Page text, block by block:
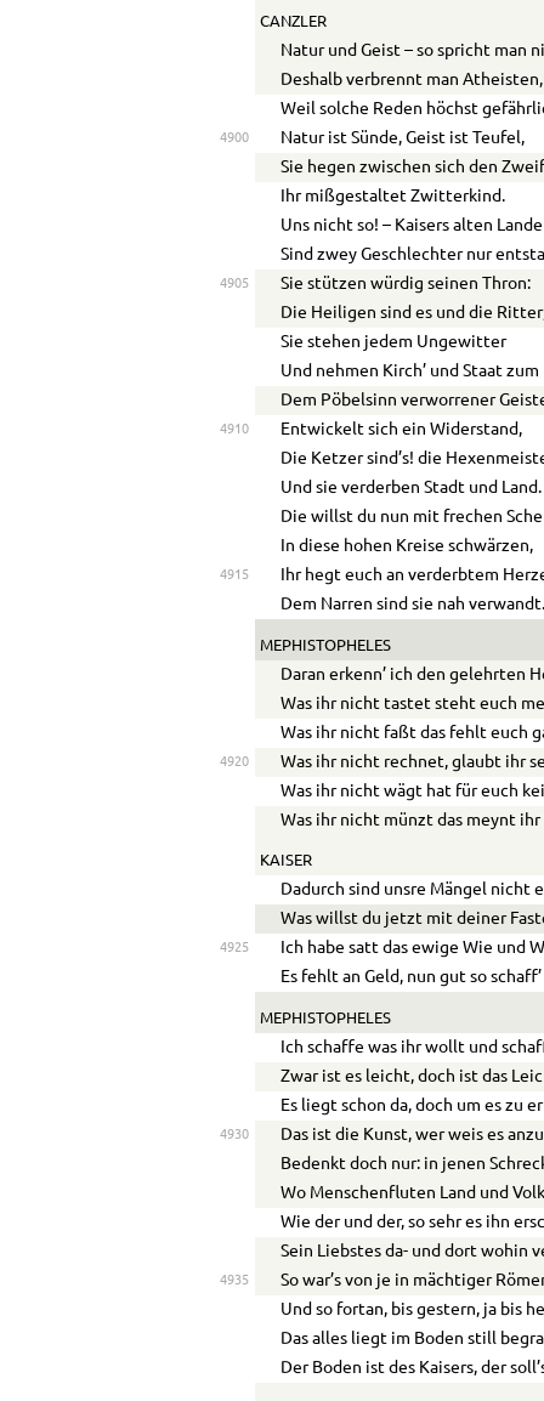
CANZLER
Natur und Geist – so spricht man
Deshalb verbrennt man Atheisten,
Weil solche Reden höchst
4900
Natur ist Sünde, Geist ist Teufel,
Sie hegen zwischen sich den
Ihr mißgestaltet Zwitterkind.
Uns nicht so! – Kaisers alten
Sind zwey Geschlechter nur
4905
Sie stützen würdig seinen Thron:
Die Heiligen sind es und die
Sie stehen jedem Ungewitter
Und nehmen Kirch’ und Staat zum
Dem Pöbelsinn verworrener
4910
Entwickelt sich ein Widerstand,
Die Ketzer sind’s! die
Und sie verderben Stadt und Land.
Die willst du nun mit frechen
In diese hohen Kreise schwärzen,
4915
Ihr hegt euch an verderbtem
Dem Narren sind sie nah
MEPHISTOPHELES
Daran erkenn’ ich den gelehrten
Was ihr nicht tastet steht euch
Was ihr nicht faßt das fehlt euch
4920
Was ihr nicht rechnet, glaubt ihr
Was ihr nicht wägt hat für euch
Was ihr nicht münzt das meynt
KAISER
Dadurch sind unsre Mängel nicht
Was willst du jetzt mit deiner
4925
Ich habe satt das ewige Wie und
Es fehlt an Geld, nun gut so
MEPHISTOPHELES
Ich schaffe was ihr wollt und
Zwar ist es leicht, doch ist das
Es liegt schon da, doch um es zu
4930
Das ist die Kunst, wer weis es
Bedenkt doch nur: in jenen
Wo Menschenfluten Land und
Wie der und der, so sehr es ihn
Sein Liebstes da- und dort wohin
4935
So war’s von je in mächtiger
Und so fortan, bis gestern, ja bis
Das alles liegt im Boden still
Der Boden ist des Kaisers, der